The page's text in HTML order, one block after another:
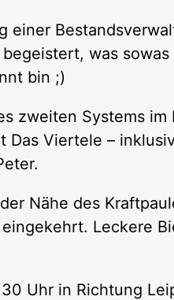
einer
was
bin ;)
zweiten Systems im
Das Viertele –
Nähe des
Leckere
Uhr in Richtung